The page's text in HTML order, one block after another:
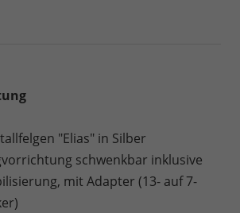
"Elias" in Silber
schwenkbar inklusive
mit Adapter (13- auf 7-